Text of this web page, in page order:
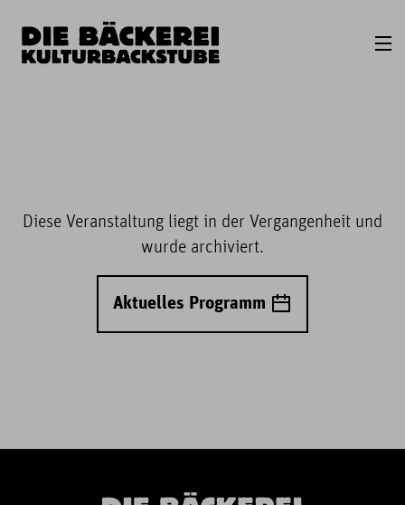
Diese Veranstaltung liegt in der Vergangenheit und
wurde archiviert.
Aktuelles Programm